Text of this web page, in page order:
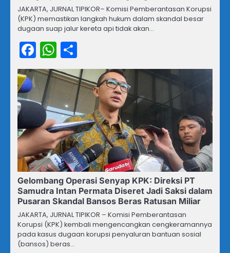
JAKARTA, JURNAL TIPIKOR– Komisi Pemberantasan Korupsi
(KPK) memastikan langkah hukum dalam skandal besar
dugaan suap jalur kereta api tidak akan…
Facebook
WhatsApp
Gelombang Operasi Senyap KPK: Direksi PT
Samudra Intan Permata Diseret Jadi Saksi dalam
Pusaran Skandal Bansos Beras Ratusan Miliar
JAKARTA, JURNAL TIPIKOR – Komisi Pemberantasan
Korupsi (KPK) kembali mengencangkan cengkeramannya
pada kasus dugaan korupsi penyaluran bantuan sosial
(bansos) beras…